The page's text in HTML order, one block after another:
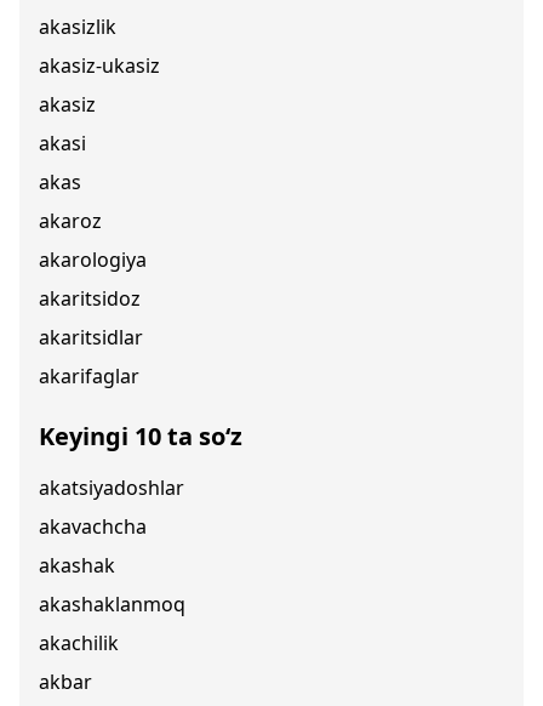
akasizlik
akasiz-ukasiz
akasiz
akasi
akas
akaroz
akarologiya
akaritsidoz
akaritsidlar
akarifaglar
Keyingi 10 ta so‘z
akatsiyadoshlar
akavachcha
akashak
akashaklanmoq
akachilik
akbar